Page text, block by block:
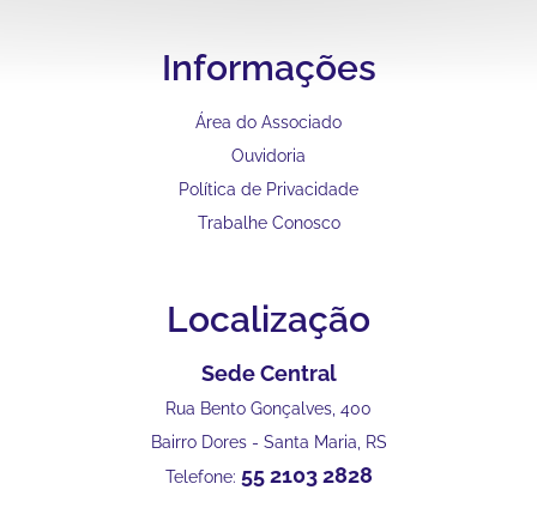
Informações
Área do Associado
Ouvidoria
Política de Privacidade
Trabalhe Conosco
Localização
Sede Central
Rua Bento Gonçalves, 400
Bairro Dores - Santa Maria, RS
Telefone: 55 2103 2828